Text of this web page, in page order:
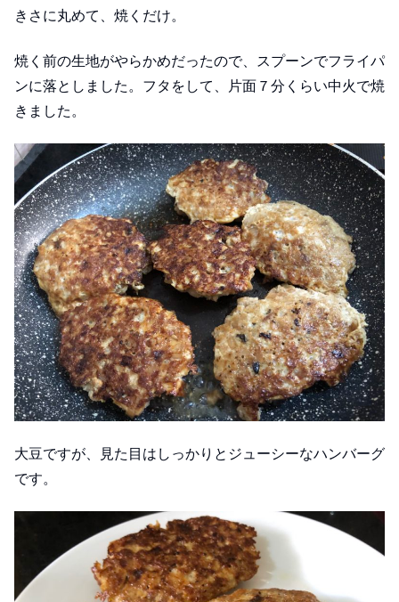
きさに丸めて、焼くだけ。
焼く前の生地がやらかめだったので、スプーンでフライパ
ンに落としました。フタをして、片面７分くらい中火で焼
きました。
大豆ですが、見た目はしっかりとジューシーなハンバーグ
です。